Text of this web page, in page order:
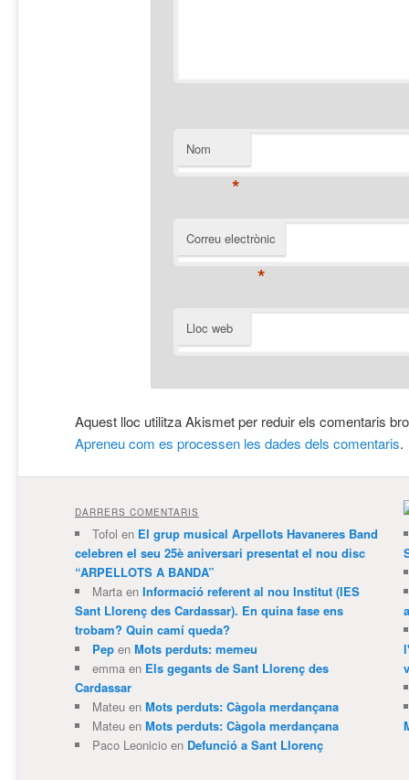
Nom
*
Correu electrònic
*
Lloc web
Aquest lloc utilitza Akismet per reduir els comentaris
Apreneu com es processen les dades dels comentaris.
DARRERS COMENTARIS
Tofol en El grup musical Arpellots Havaneres Band
celebren el seu 25è aniversari presentat el nou disc
“ARPELLOTS A BANDA”
Martaen Informació referent al nou Institut (IES
Sant Llorenç des Cardassar). En quina fase ens
trobam? Quin camí queda?
Pepen Mots perduts: memeu
emmaen Els gegants de Sant Llorenç des
Cardassar
Mateuen Mots perduts: Càgola merdançana
Mateuen Mots perduts: Càgola merdançana
Paco Leonicioen Defunció a Sant Llorenç